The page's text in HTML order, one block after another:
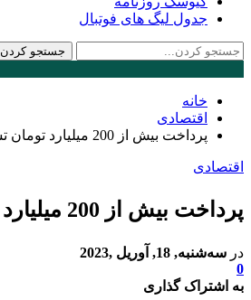
جدول لیگ های فوتبال
خانه
اقتصادی
پرداخت بیش از 200 میلیارد تومان تسهیلات ارزان به متقاضیان ایجاد اشتغال در استان لرستان
اقتصادی
پرداخت بیش از 200 میلیارد تومان تسهیلات ارزان به متقاضیان ایجاد اشتغال در استان لرستان
در سه‌شنبه, 18, آوریل ,2023
0
به اشتراک گذاری